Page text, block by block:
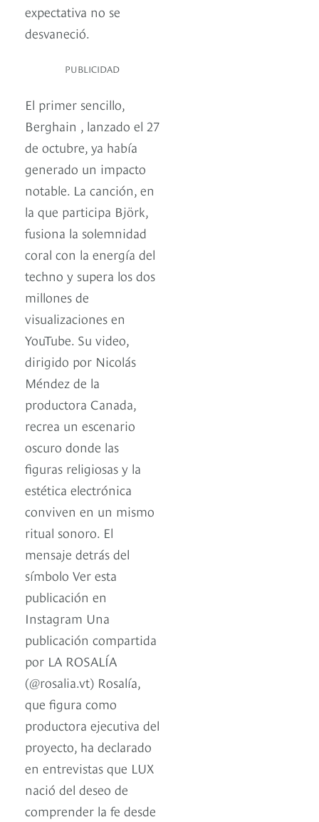
expectativa no se
desvaneció.
PUBLICIDAD
El primer sencillo,
Berghain , lanzado el 27
de octubre, ya había
generado un impacto
notable. La canción, en
la que participa Björk,
fusiona la solemnidad
coral con la energía del
techno y supera los dos
millones de
visualizaciones en
YouTube. Su video,
dirigido por Nicolás
Méndez de la
productora Canada,
recrea un escenario
oscuro donde las
figuras religiosas y la
estética electrónica
conviven en un mismo
ritual sonoro. El
mensaje detrás del
símbolo Ver esta
publicación en
Instagram Una
publicación compartida
por LA ROSALÍA
(@rosalia.vt) Rosalía,
que figura como
productora ejecutiva del
proyecto, ha declarado
en entrevistas que LUX
nació del deseo de
comprender la fe desde